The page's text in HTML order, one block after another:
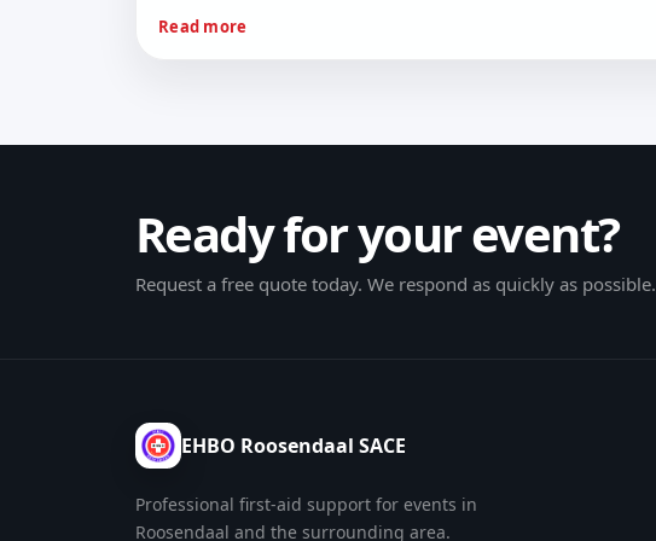
Read more
Ready for your event?
Request a free quote today. We respond as quickly as possible.
EHBO Roosendaal SACE
Professional first-aid support for events in
Roosendaal and the surrounding area.